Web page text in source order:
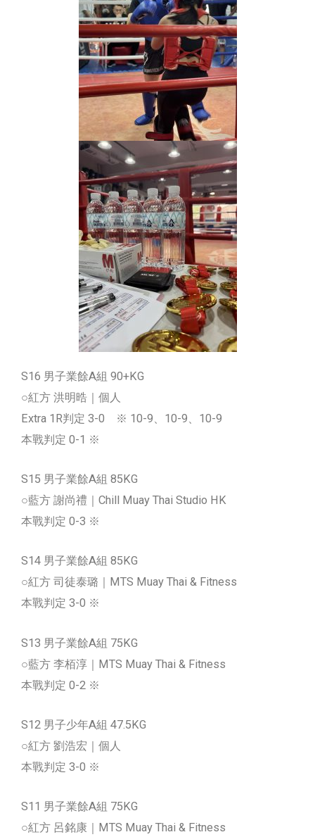
S16 男子業餘A組 90+KG
○紅方 洪明晧｜個人
Extra 1R判定 3-0 ※ 10-9、10-9、10-9
本戰判定 0-1 ※
S15 男子業餘A組 85KG
○藍方 謝尚禮｜Chill Muay Thai Studio HK
本戰判定 0-3 ※
S14 男子業餘A組 85KG
○紅方 司徒泰璐｜MTS Muay Thai & Fitness
本戰判定 3-0 ※
S13 男子業餘A組 75KG
○藍方 李栢淳｜MTS Muay Thai & Fitness
本戰判定 0-2 ※
S12 男子少年A組 47.5KG
○紅方 劉浩宏｜個人
本戰判定 3-0 ※
S11 男子業餘A組 75KG
○紅方 呂銘康｜MTS Muay Thai & Fitness